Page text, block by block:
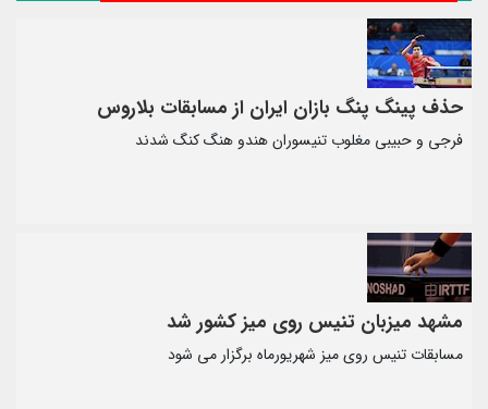
حذف پینگ پنگ بازان ایران از مسابقات بلاروس
فرجی و حبیبی مغلوب تنیسوران هندو هنگ کنگ شدند
مشهد میزبان تنیس روی میز کشور شد
مسابقات تنیس روی میز شهریورماه برگزار می شود